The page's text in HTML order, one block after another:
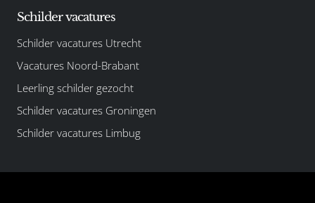
Schilder vacatures
Schilder vacatures Utrecht
Vacatures Noord-Brabant
Leerling schilder gezocht
Schilder vacatures Groningen
Schilder vacatures Limbug